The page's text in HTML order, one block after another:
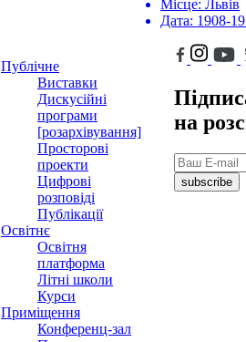
Місце: Львів
Дата: 1908-
Публічне
Виставки
Дискусійні
програми
[розархівування]
Просторові
проекти
Цифрові
розповіді
Публікації
Освітнє
Освітня
платформа
Літні школи
Курси
Приміщення
Конференц-зал
на
subscribe